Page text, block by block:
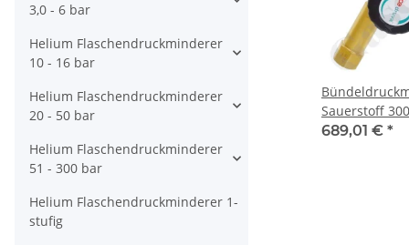
Sauerstoff
40 bar
689,01 € *
3,0 - 6 bar
Helium Flaschendruckminderer
10 - 16 bar
Helium Flaschendruckminderer
20 - 50 bar
Helium Flaschendruckminderer
51 - 300 bar
Helium Flaschendruckminderer 1-
stufig